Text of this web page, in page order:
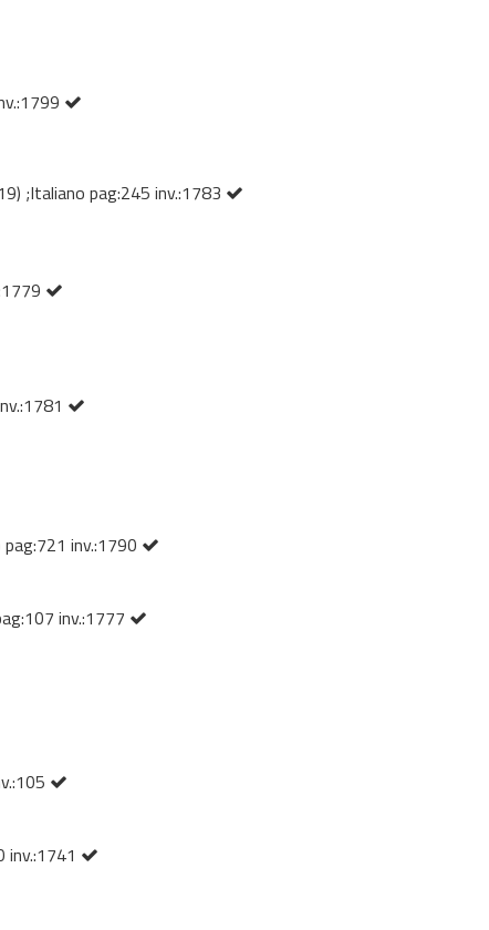
;Italiano pag:245 inv.:1783
inv.:1790
inv.:1777
inv.:1741